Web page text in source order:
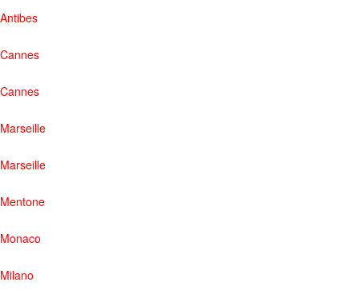
Antibes
Cannes
Cannes
Marseille
Marseille
Mentone
Monaco
Milano